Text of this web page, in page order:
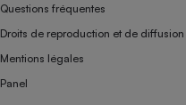
Questions fréquentes
Droits de reproduction et de diffusion
Mentions légales
Panel